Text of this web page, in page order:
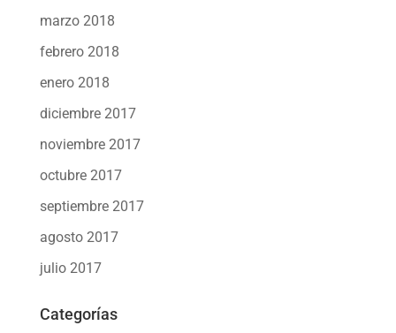
marzo 2018
febrero 2018
enero 2018
diciembre 2017
noviembre 2017
octubre 2017
septiembre 2017
agosto 2017
julio 2017
Categorías